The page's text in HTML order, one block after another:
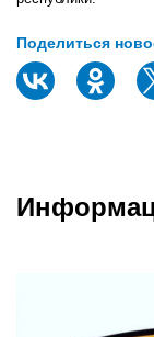
Поделиться